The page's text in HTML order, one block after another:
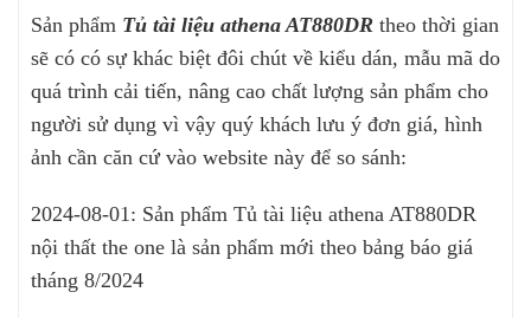
Sản phẩm Tủ tài liệu athena AT880DR theo thời gian
sẽ có có sự khác biệt đôi chút về kiểu dán, mẫu mã do
quá trình cải tiến, nâng cao chất lượng sản phẩm cho
người sử dụng vì vậy quý khách lưu ý đơn giá, hình
ảnh cần căn cứ vào website này để so sánh:
2024-08-01: Sản phẩm Tủ tài liệu athena AT880DR
nội thất the one là sản phẩm mới theo bảng báo giá
tháng 8/2024